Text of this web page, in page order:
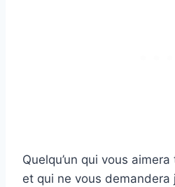
Quelqu’un qui vous
et qui ne vous demandera